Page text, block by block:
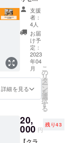
りの
0.1％は
食品添
加物グ
レード
のカリ
ウムの
み。 洗
剤やア
ルコー
ル、塩
いの
で、
ペット
な。
ホット
でもア
イスで
も、日
常の
テーブ
ルに優
しさが
溢れま
す。 プ
ます。
ショ
ン】 "代
表が保
護猫活
動を中
心にお
話しし
ます。
ご自身
で保護
猫施設
を開設
したい
経験を
もって
適切に
支援
者：
4人
お届
け予
定：
2023
年04
月
詳細を見る
こ
の
リ
タ
ー
ン
を
選
択
す
る
20,
000 円
残り43